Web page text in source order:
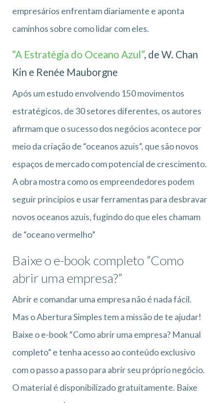
empresários enfrentam diariamente e aponta
caminhos sobre como lidar com eles.
“A Estratégia do Oceano Azul”, de W. Chan
Kin e Renée Mauborgne
Após um estudo envolvendo 150 movimentos
estratégicos, de 30 setores diferentes, os autores
afirmam que o sucesso dos negócios acontece por
meio da criação de “oceanos azuis”, que são novos
espaços de mercado com potencial de crescimento.
A obra mostra como os empreendedores podem
seguir princípios e usar ferramentas para desbravar
novos oceanos azuis, fugindo do que eles chamam
de “oceano vermelho”
Baixe o e-book completo “Como
abrir uma empresa?”
Abrir e comandar uma empresa não é nada fácil.
Mas o Abertura Simples tem a missão de te ajudar!
Baixe o e-book “Como abrir uma empresa? Manual
completo” e tenha acesso ao conteúdo exclusivo
com o passo a passo para abrir seu próprio negócio.
O material é disponibilizado gratuitamente. Baixe